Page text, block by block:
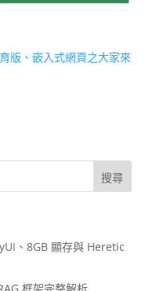
版、嵌入式網頁之大家來
、8GB 顯存與 Heretic